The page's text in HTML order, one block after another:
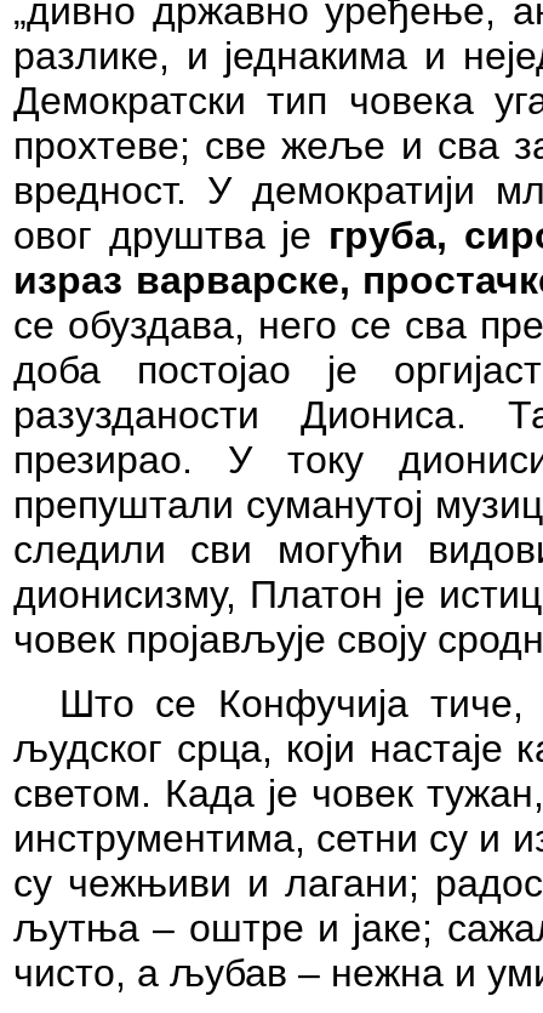
„дивно државно уређење,
разлике, и једнакима и
Демократски тип човека
прохтеве; све жеље и сва
вредност. У демократији
овог друштва је груба,
израз варварске,
се обуздава, него се сва
доба постојао је
разузданости Диониса.
презирао. У току
препуштали суманутој
следили сви могући
дионисизму, Платон је
човек пројављује своју
Што се Конфучија
људског срца, који
светом. Када је човек
инструментима, сетни су и
су чежњиви и лагани;
љутња – оштре и јаке;
чисто, а љубав – нежна и